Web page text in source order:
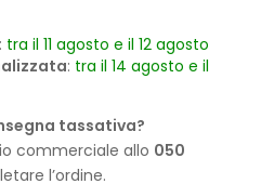
: tra il 11 agosto e il 12 agosto
: tra il 14 agosto e il
tassativa?
commerciale allo 050
l’ordine.